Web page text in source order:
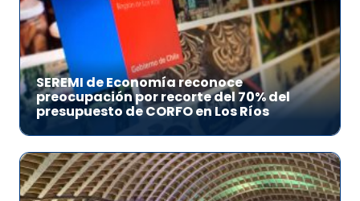
SEREMI de Economía reconoce
preocupación por recorte del 70% del
presupuesto de CORFO en Los Ríos